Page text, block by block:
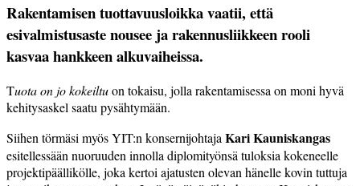
Rakentamisen tuottavuusloikka vaatii, että
esivalmistusaste nousee ja rakennusliikkeen rooli
kasvaa hankkeen alkuvaiheissa.
Tuota on jo kokeiltuon tokaisu, jolla rakentamisessa on moni hyvä
kehitysaskel saatu pysähtymään.
Siihen törmäsi myös YIT:n konsernijohtaja Kari Kauniskangas
esitellessään nuoruuden innolla diplomityönsä tuloksia kokeneelle
projektipäällikölle, joka kertoi ajatusten olevan hänelle kovin tuttuja